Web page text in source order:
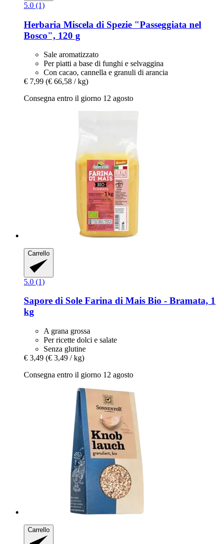
5.0 (1)
Herbaria Miscela di Spezie "Passeggiata nel
Bosco", 120 g
Sale aromatizzato
Per piatti a base di funghi e selvaggina
Con cacao, cannella e granuli di arancia
€ 7,99 (€ 66,58 / kg)
Consegna entro il giorno 12 agosto
Carrello
5.0 (1)
Sapore di Sole Farina di Mais Bio -​ Bramata, 1
kg
A grana grossa
Per ricette dolci e salate
Senza glutine
€ 3,49 (€ 3,49 / kg)
Consegna entro il giorno 12 agosto
Carrello